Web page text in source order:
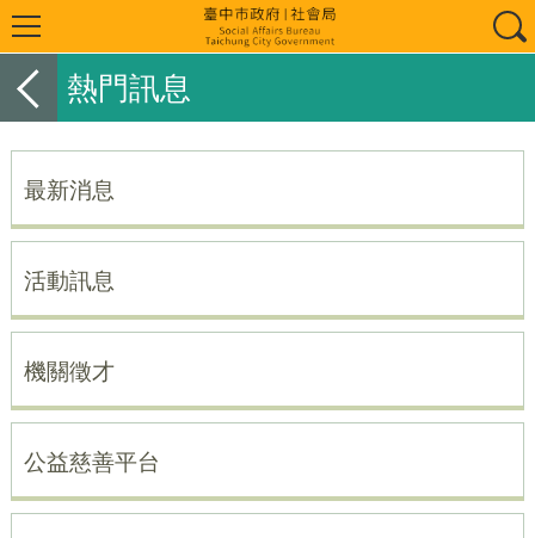
熱門訊息
最新消息
活動訊息
機關徵才
公益慈善平台